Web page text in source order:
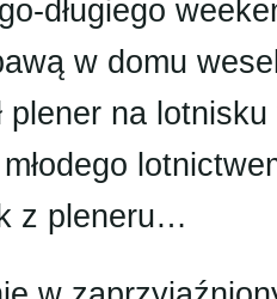
długiego
w domu
plener na
z pleneru…